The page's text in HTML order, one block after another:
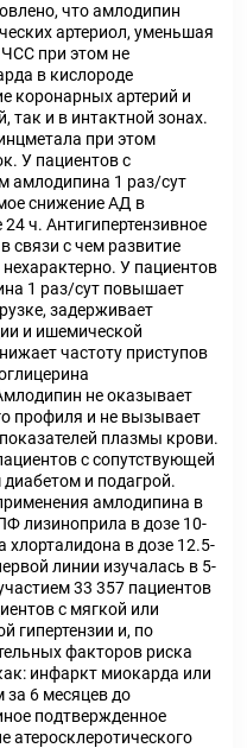
что амлодипин
артериол, уменьшая
при этом не
в кислороде
коронарных артерий и
так и в интактной зонах.
при этом
У пациентов с
амлодипина 1 раз/сут
снижение АД в
ч. Антигипертензивное
связи с чем развитие
У пациентов
1 раз/сут повышает
задерживает
и ишемической
частоту приступов
не оказывает
профиля и не вызывает
плазмы крови.
с сопутствующей
и подагрой.
амлодипина в
лизиноприла в дозе 10-
хлорталидона в дозе 12.5-
линии изучалась в 5-
33 357 пациентов
с мягкой или
гипертензии и, по
факторов риска
инфаркт миокарда или
за 6 месяцев до
подтвержденное
атеросклеротического